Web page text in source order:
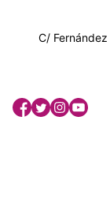
C/